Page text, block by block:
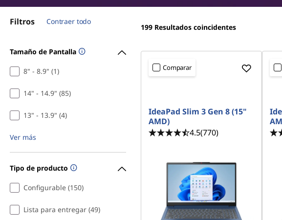
r
n
a
Filtros Contraer todo
Tamaño de Pantalla
8" - 8.9" (1)
14" - 14.9" (85)
13" - 13.9" (4)
Ver más
Tipo de producto
Configurable (150)
Lista para entregar (49)
199 Resultados coincidentes
Comparar
IdeaPad Slim 3 Gen 8 (15"
AMD)
4.5(770)